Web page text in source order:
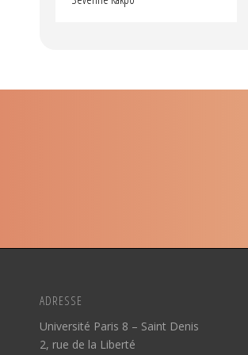
ADRESSE
Université Paris 8 – Saint Denis
2, rue de la Liberté